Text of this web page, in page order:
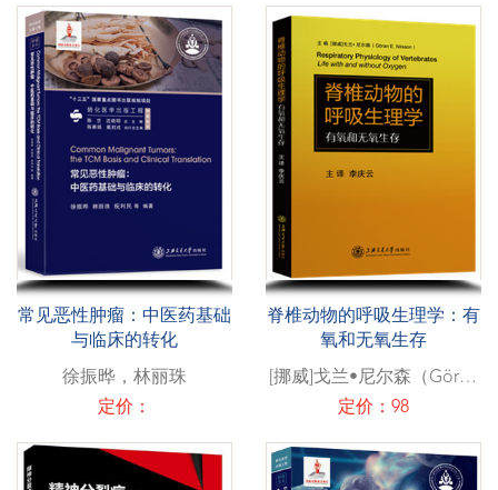
常见恶性肿瘤：中医药基础
与临床的转化
徐振晔，林丽珠
定价：
脊椎动物的呼吸生理学：有
氧和无氧生存
[挪威]戈兰•尼尔森（Göran
E. Nilsson）
定价：98